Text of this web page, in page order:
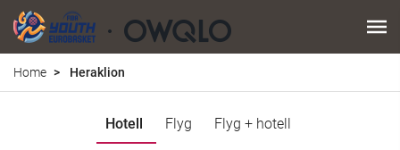
Home Heraklion
Hotell Flyg Flyg + hotell